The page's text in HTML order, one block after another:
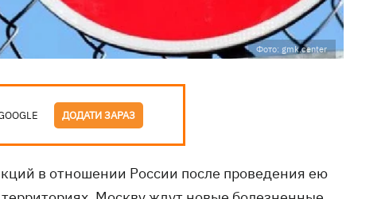
Фото: gmk.center
ДОДАТИ ЗАРАЗ
в отношении России после проведения ею